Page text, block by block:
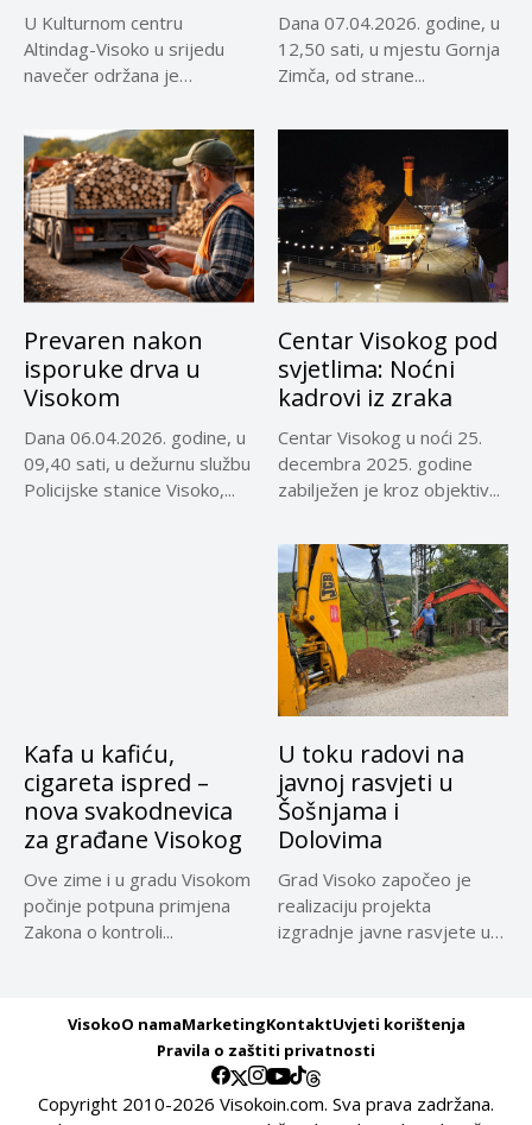
U Kulturnom centru
Altindag-Visoko u srijedu
navečer održana je
Dana 07.04.2026. godine, u
12,50 sati, u mjestu Gornja
Zimča, od strane...
Prevaren nakon
isporuke drva u
Visokom
Dana 06.04.2026. godine, u
09,40 sati, u dežurnu službu
Policijske stanice Visoko,...
Centar Visokog pod
svjetlima: Noćni
kadrovi iz zraka
Centar Visokog u noći 25.
decembra 2025. godine
zabilježen je kroz objektiv...
Kafa u kafiću,
cigareta ispred –
nova svakodnevica
za građane Visokog
Ove zime i u gradu Visokom
počinje potpuna primjena
Zakona o kontroli...
U toku radovi na
javnoj rasvjeti u
Šošnjama i
Dolovima
Grad Visoko započeo je
realizaciju projekta
izgradnje javne rasvjete u
VisokoO namaMarketingKontaktUvjeti korištenja
Pravila o zaštiti privatnosti
Copyright 2010-2026 Visokoin.com. Sva prava zadržana.